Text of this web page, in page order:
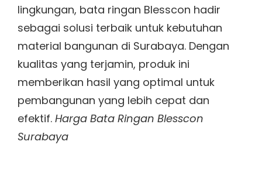
lingkungan, bata ringan Blesscon hadir
sebagai solusi terbaik untuk kebutuhan
material bangunan di Surabaya. Dengan
kualitas yang terjamin, produk ini
memberikan hasil yang optimal untuk
pembangunan yang lebih cepat dan
efektif. Harga Bata Ringan Blesscon
Surabaya